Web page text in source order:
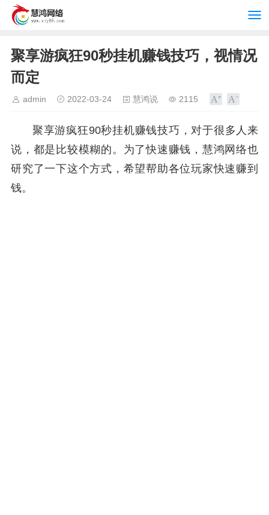
聚享游疯狂90秒挂机赚钱技巧，视情况
而定
admin 2022-03-24 慧鸿说 2115
聚享游疯狂90秒挂机赚钱技巧，对于很多人来
说，都是比较模糊的。为了快速赚钱，慧鸿网络也
研究了一下这个方式，希望帮助各位玩家快速赚到
钱。